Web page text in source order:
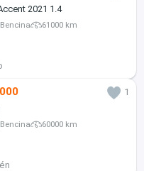
2021 1.4
Bencina 61000 km
1
Bencina 60000 km